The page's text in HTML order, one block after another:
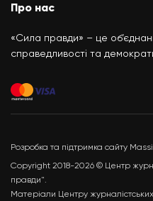
Про нас
«Сила правди» – це
справедливості та
Розробка та підтримка сайту
Copyright 2018-2026 © Центр
правди".
Матеріали Центру